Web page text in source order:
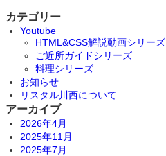
カテゴリー
Youtube
HTML&CSS解説動画シリーズ
ご近所ガイドシリーズ
料理シリーズ
お知らせ
リスタル川西について
アーカイブ
2026年4月
2025年11月
2025年7月